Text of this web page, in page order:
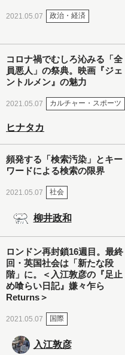
2021.05.07 政治・経済
コロナ禍でむしろ沁みる「全
員悪人」の祭典。映画『ジェ
ントルメン』の魅力
2021.05.07 カルチャー・スポーツ
ヒナタカ
頻発する「検索汚染」とキー
ワードによる検索の限界
2021.05.07 社会
柳井政和
ロンドン再封鎖16週目。最終
回・英国社会は「新たな段
階」に。＜入江敦彦の『足止
め喰らい日記』嫌々乍ら
Returns＞
2021.05.07 国際
入江敦彦